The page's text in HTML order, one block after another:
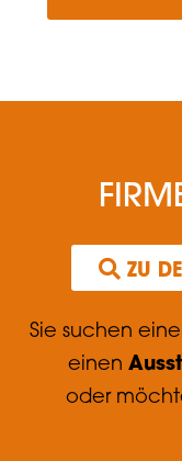
ZU
Sie suchen
einen
oder